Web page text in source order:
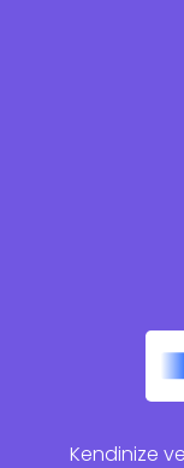
Kendinize